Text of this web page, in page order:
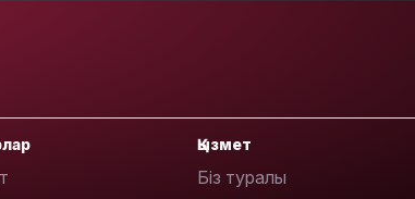
Қызмет
Біз туралы